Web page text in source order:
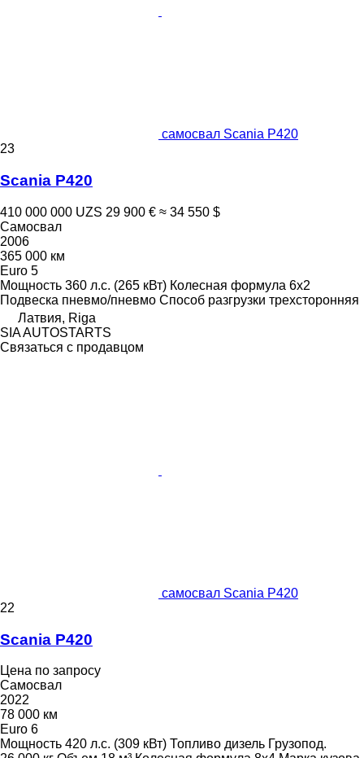
самосвал Scania P420
23
Scania P420
410 000 000 UZS 29 900 € ≈ 34 550 $
Самосвал
2006
365 000 км
Euro 5
Мощность 360 л.с. (265 кВт) Колесная формула 6x2
Подвеска пневмо/пневмо Способ разгрузки трехсторонняя
Латвия, Riga
SIA AUTOSTARTS
Связаться с продавцом
самосвал Scania P420
22
Scania P420
Цена по запросу
Самосвал
2022
78 000 км
Euro 6
Мощность 420 л.с. (309 кВт) Топливо дизель Грузопод.